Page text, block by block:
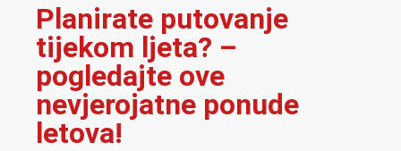
Planirate putovanje
tijekom ljeta? –
pogledajte ove
nevjerojatne ponude
letova!